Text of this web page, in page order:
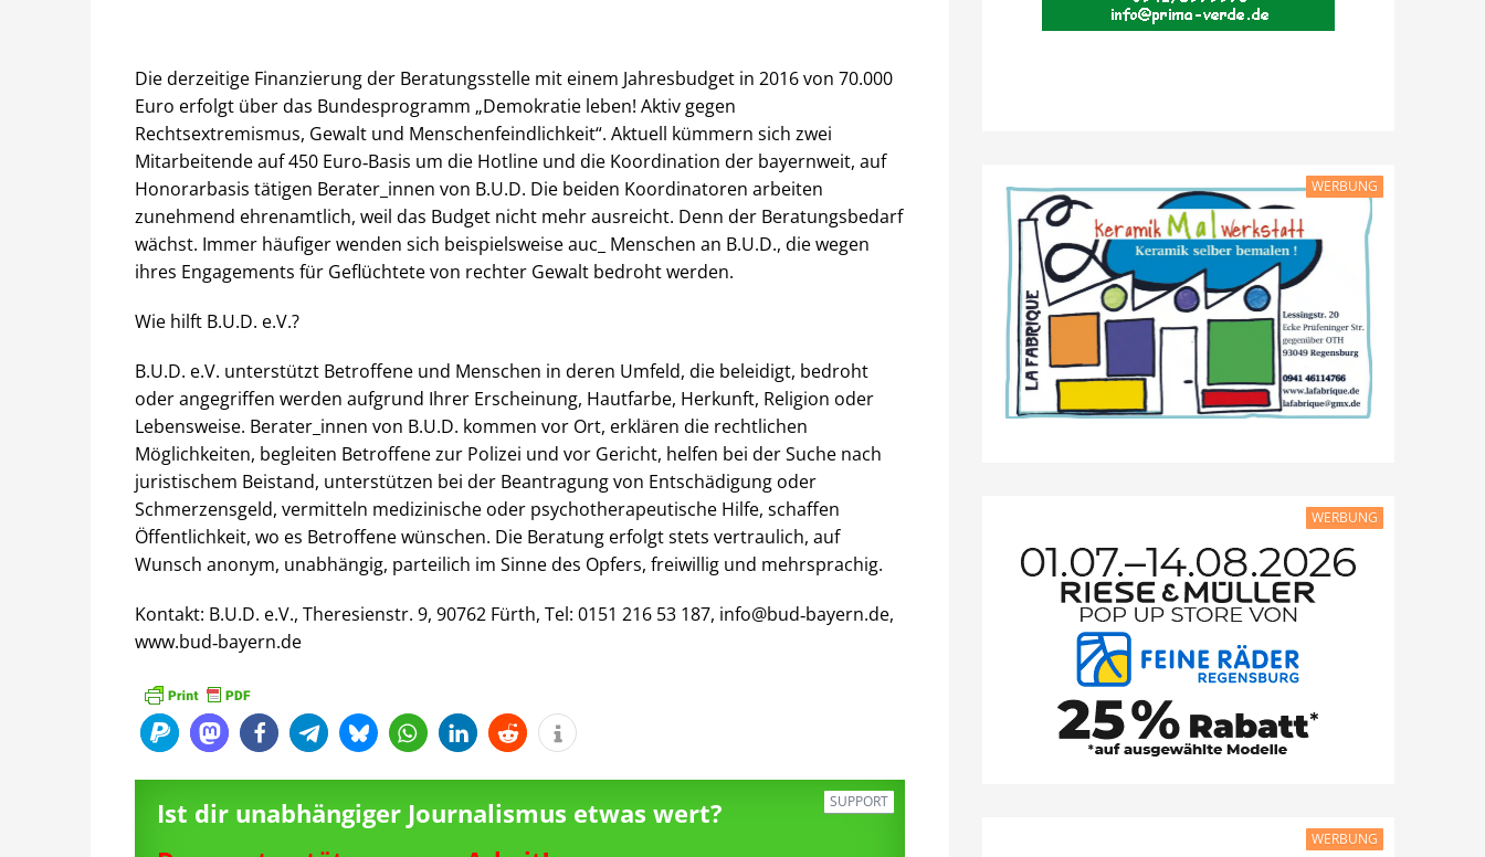
Die derzeitige Finanzierung der Beratungsstelle mit einem Jahresbudget in 2016 von 70.000
Euro erfolgt über das Bundesprogramm „Demokratie leben! Aktiv gegen
Rechtsextremismus, Gewalt und Menschenfeindlichkeit“. Aktuell kümmern sich zwei
Mitarbeitende auf 450 Euro‐Basis um die Hotline und die Koordination der bayernweit, auf
Honorarbasis tätigen Berater_innen von B.U.D. Die beiden Koordinatoren arbeiten
zunehmend ehrenamtlich, weil das Budget nicht mehr ausreicht. Denn der Beratungsbedarf
wächst. Immer häufiger wenden sich beispielsweise auc_ Menschen an B.U.D., die wegen
ihres Engagements für Geflüchtete von rechter Gewalt bedroht werden.
Wie hilft B.U.D. e.V.?
B.U.D. e.V. unterstützt Betroffene und Menschen in deren Umfeld, die beleidigt, bedroht
oder angegriffen werden aufgrund Ihrer Erscheinung, Hautfarbe, Herkunft, Religion oder
Lebensweise. Berater_innen von B.U.D. kommen vor Ort, erklären die rechtlichen
Möglichkeiten, begleiten Betroffene zur Polizei und vor Gericht, helfen bei der Suche nach
juristischem Beistand, unterstützen bei der Beantragung von Entschädigung oder
Schmerzensgeld, vermitteln medizinische oder psychotherapeutische Hilfe, schaffen
Öffentlichkeit, wo es Betroffene wünschen. Die Beratung erfolgt stets vertraulich, auf
Wunsch anonym, unabhängig, parteilich im Sinne des Opfers, freiwillig und mehrsprachig.
Kontakt: B.U.D. e.V., Theresienstr. 9, 90762 Fürth, Tel: 0151 216 53 187, info@bud‐bayern.de,
www.bud‐bayern.de
SUPPORT
Ist dir unabhängiger Journalismus etwas wert?
WERBUNG
WERBUNG
WERBUNG